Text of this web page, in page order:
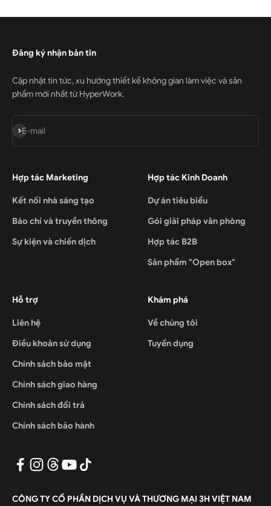
Đăng ký nhận bản tin
Cập nhật tin tức, xu hướng thiết kế không gian làm việc và sản
phẩm mới nhất từ HyperWork.
E-mail
Đăng ký
Hợp tác Marketing
Kết nối nhà sáng tạo
Báo chí và truyền thông
Sự kiện và chiến dịch
Hợp tác Kinh Doanh
Dự án tiêu biểu
Gói giải pháp văn phòng
Hợp tác B2B
Sản phẩm "Open box"
Hỗ trợ
Liên hệ
Điều khoản sử dụng
Chính sách bảo mật
Chính sách giao hàng
Chính sách đổi trả
Chính sách bảo hành
Khám phá
Về chúng tôi
Tuyển dụng
CÔNG TY CỔ PHẦN DỊCH VỤ VÀ THƯƠNG MẠI 3H VIỆT NAM